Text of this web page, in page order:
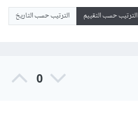
الترتيب حسب التقييم الترتيب حسب التاريخ
0